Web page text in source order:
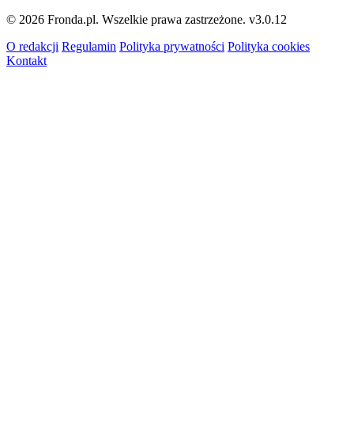
© 2026 Fronda.pl. Wszelkie prawa zastrzeżone. v3.0.12
O redakcji Regulamin Polityka prywatności Polityka cookies
Kontakt